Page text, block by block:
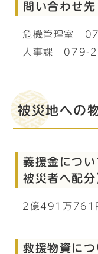
問い合わせ先
危機管理室
人事課 079-
被災地への
義援金につ
被災者へ配分
2億491万761
救援物資につ